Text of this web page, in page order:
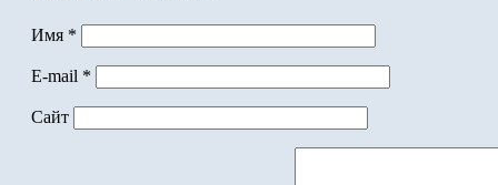
Имя *
E-mail *
Сайт